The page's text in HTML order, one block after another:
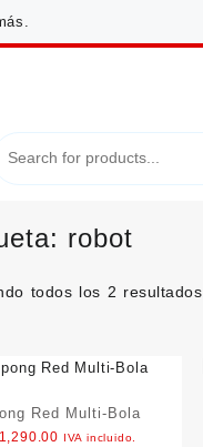
robot
todos los 2 resultados
Red Multi-Bola
1,290.00 IVA incluido.